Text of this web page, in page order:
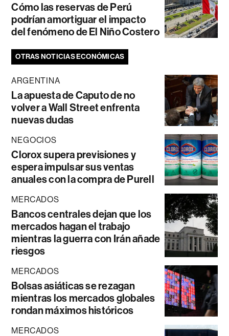
Cómo las reservas de Perú
podrían amortiguar el impacto
del fenómeno de El Niño Costero
OTRAS NOTICIAS ECONÓMICAS
ARGENTINA
La apuesta de Caputo de no
volver a Wall Street enfrenta
nuevas dudas
NEGOCIOS
Clorox supera previsiones y
espera impulsar sus ventas
anuales con la compra de Purell
MERCADOS
Bancos centrales dejan que los
mercados hagan el trabajo
mientras la guerra con Irán añade
riesgos
MERCADOS
Bolsas asiáticas se rezagan
mientras los mercados globales
rondan máximos históricos
MERCADOS